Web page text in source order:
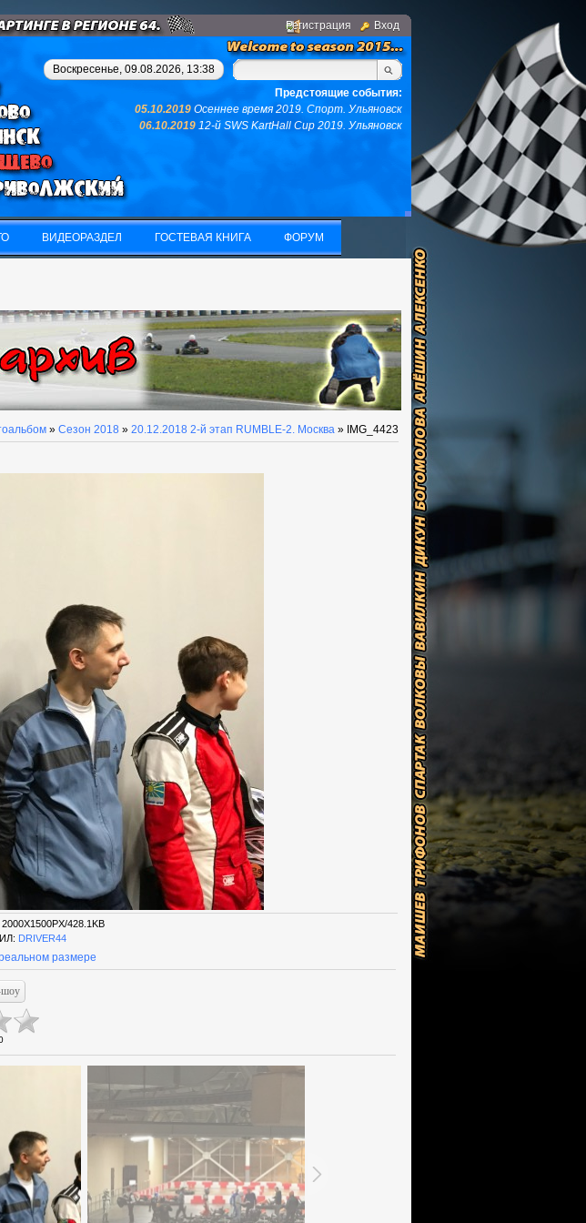
Регистрация Вход
времени - займитесь картингом, у вас не останется ни того ни другого...(с)интернет.
Воскресенье, 09.08.2026, 13:38
Предстоящие события:
05.10.2019 Осеннее время 2019. Спорт. Ульяновск
06.10.2019 12-й SWS KartHall Cup 2019. Ульяновск
ВИДЕОРАЗДЕЛ ГОСТЕВАЯ КНИГА ФОРУМ
» Сезон 2018 » 20.12.2018 2-й этап RUMBLE-2. Москва » IMG_4423
2000X1500PX/428.1KB
: DRIVER44
размере